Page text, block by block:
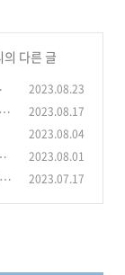
다른 글
2023.08.23
2023.08.17
2023.08.04
2023.08.01
2023.07.17